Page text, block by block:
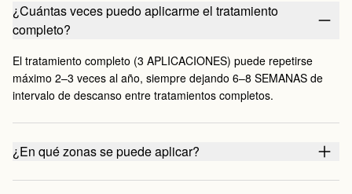
¿Cuántas veces puedo aplicarme el tratamiento
completo?
El tratamiento completo (3 APLICACIONES) puede repetirse
máximo 2–3 veces al año, siempre dejando 6–8 SEMANAS de
intervalo de descanso entre tratamientos completos.
¿En qué zonas se puede aplicar?